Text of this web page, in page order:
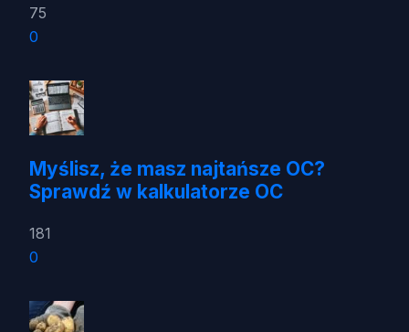
75
0
Myślisz, że masz najtańsze OC?
Sprawdź w kalkulatorze OC
181
0